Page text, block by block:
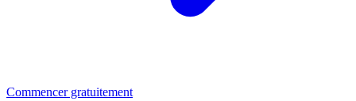
Commencer gratuitement